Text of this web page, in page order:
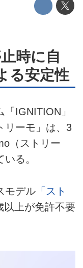
時に自
る安定性
IGNITION」
リーモ」は、3
（ストリー
る。
モデル 「スト
以上が免許不要